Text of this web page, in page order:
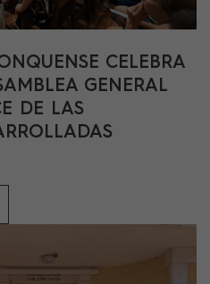
CELEBRA
GENERAL
DE LAS